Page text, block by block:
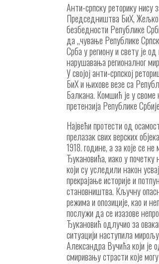
Анти-српску реторику нису
Председништва БиХ, Жељко
безбедности Републике
да „чување Републике
Срба у региону и свету је
нарушавања регионалног
У својој анти-српској
БиХ и њихове везе са
Балкана. Комшић је у
претензија Републике
Највећи протести од
прелазак свих верских
1918. године, а за које се
Ђукановића, иако у
који су уследили након
прекрајање историје и
становништва. Кључну
режима и опозиције, као и
послужи да се изазове
Ђукановић одлучио за
ситуацији наступила
Александра Вучића који
смиривању страсти које